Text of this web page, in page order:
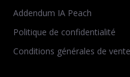
Addendum IA Peach
Politique de confidentialité
Conditions générales de vente